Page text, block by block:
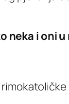
neka i oni